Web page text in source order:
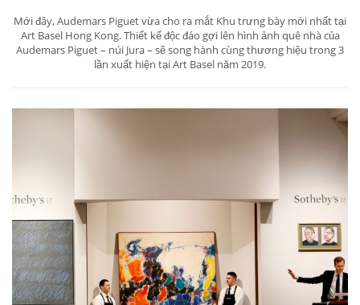
Mới đây, Audemars Piguet vừa cho ra mắt Khu trưng bày mới nhất tại
Art Basel Hong Kong. Thiết kế độc đáo gợi lên hình ảnh quê nhà của
Audemars Piguet – núi Jura – sẽ song hành cùng thương hiệu trong 3
lần xuất hiện tại Art Basel năm 2019.